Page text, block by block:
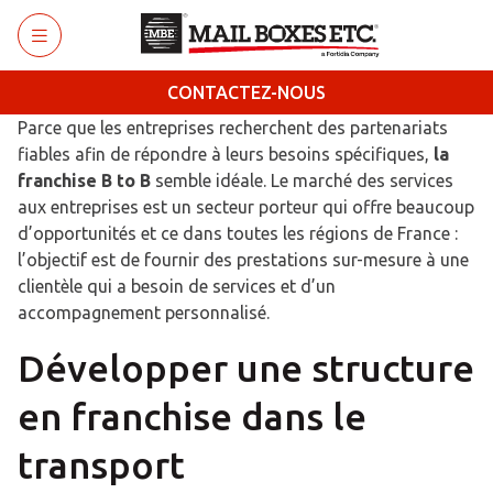
Retourner au menu principal
CONTACTEZ-NOUS
Parce que les entreprises recherchent des partenariats
fiables afin de répondre à leurs besoins spécifiques, la
franchise B to B semble idéale. Le marché des services
aux entreprises est un secteur porteur qui offre beaucoup
d’opportunités et ce dans toutes les régions de France :
l’objectif est de fournir des prestations sur-mesure à une
clientèle qui a besoin de services et d’un
accompagnement personnalisé.
Développer une structure
en franchise dans le
transport